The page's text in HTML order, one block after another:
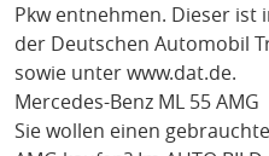
Pkw entnehmen. Dieser ist
der Deutschen Automobil
sowie unter www.dat.de.
Mercedes-Benz ML 55 AMG
Sie wollen einen